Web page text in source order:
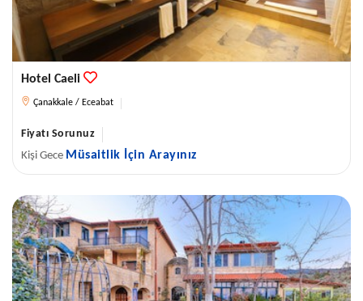
Hotel Caeli
Çanakkale / Eceabat
Fiyatı Sorunuz
Kişi Gece Müsaitlik İçin Arayınız